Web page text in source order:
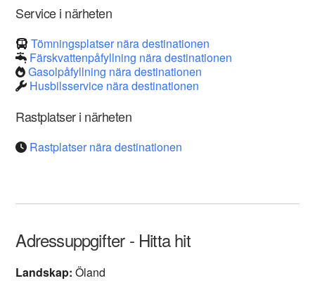
Service i närheten
Tömningsplatser nära destinationen
Färskvattenpåfyllning nära destinationen
Gasolpåfyllning nära destinationen
Husbilsservice nära destinationen
Rastplatser i närheten
Rastplatser nära destinationen
Adressuppgifter - Hitta hit
Landskap:Öland